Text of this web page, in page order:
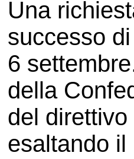
Una
successo
6
della
del
esaltando